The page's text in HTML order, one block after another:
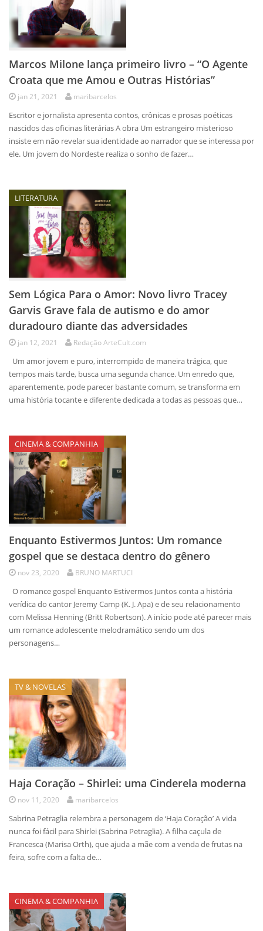
Marcos Milone lança primeiro livro – “O Agente
Croata que me Amou e Outras Histórias”
jan 21, 2021 maribarcelos
Escritor e jornalista apresenta contos, crônicas e prosas poéticas
nascidos das oficinas literárias A obra Um estrangeiro misterioso
insiste em não revelar sua identidade ao narrador que se interessa por
ele. Um jovem do Nordeste realiza o sonho de fazer…
LITERATURA
Sem Lógica Para o Amor: Novo livro Tracey
Garvis Grave fala de autismo e do amor
duradouro diante das adversidades
jan 12, 2021 Redação ArteCult.com
Um amor jovem e puro, interrompido de maneira trágica, que
tempos mais tarde, busca uma segunda chance. Um enredo que,
aparentemente, pode parecer bastante comum, se transforma em
uma história tocante e diferente dedicada a todas as pessoas que…
CINEMA & COMPANHIA
Enquanto Estivermos Juntos: Um romance
gospel que se destaca dentro do gênero
nov 23, 2020 BRUNO MARTUCI
O romance gospel Enquanto Estivermos Juntos conta a história
verídica do cantor Jeremy Camp (K. J. Apa) e de seu relacionamento
com Melissa Henning (Britt Robertson). A início pode até parecer mais
um romance adolescente melodramático sendo um dos
personagens…
TV & NOVELAS
Haja Coração – Shirlei: uma Cinderela moderna
nov 11, 2020 maribarcelos
Sabrina Petraglia relembra a personagem de ‘Haja Coração’ A vida
nunca foi fácil para Shirlei (Sabrina Petraglia). A filha caçula de
Francesca (Marisa Orth), que ajuda a mãe com a venda de frutas na
feira, sofre com a falta de…
CINEMA & COMPANHIA